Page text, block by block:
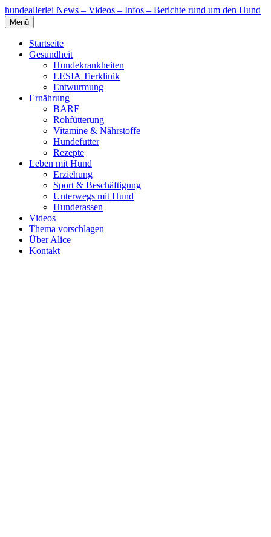
hundeallerlei News – Videos – Infos – Berichte rund um den Hund
Menü
Startseite
Gesundheit
Hundekrankheiten
LESIA Tierklinik
Entwurmung
Ernährung
BARF
Rohfütterung
Vitamine & Nährstoffe
Hundefutter
Rezepte
Leben mit Hund
Erziehung
Sport & Beschäftigung
Unterwegs mit Hund
Hunderassen
Videos
Thema vorschlagen
Über Alice
Kontakt